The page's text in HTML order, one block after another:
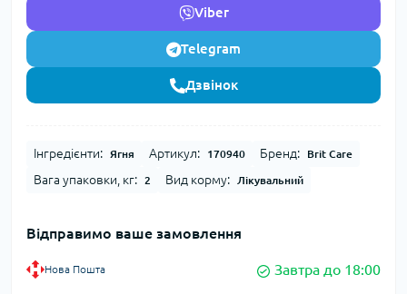
Viber
Telegram
Дзвінок
Інгредієнти: Ягня Артикул: 170940 Бренд: Brit Care
Вага упаковки, кг: 2 Вид корму: Лікувальний
Відправимо ваше замовлення
Нова Пошта Завтра до 18:00